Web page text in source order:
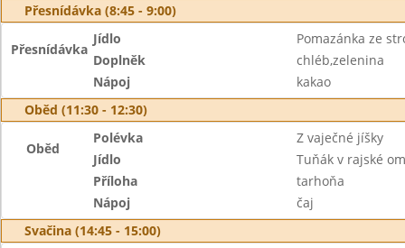
Přesnídávka (8:45 - 9:00)
Přesnídávka
Jídlo
Pomazánka ze
Doplněk
chléb,zelenina
Nápoj
kakao
Oběd (11:30 - 12:30)
Oběd
Polévka
Z vaječné jíšky
Jídlo
Tuňák v rajské
Příloha
tarhoňa
Nápoj
čaj
Svačina (14:45 - 15:00)